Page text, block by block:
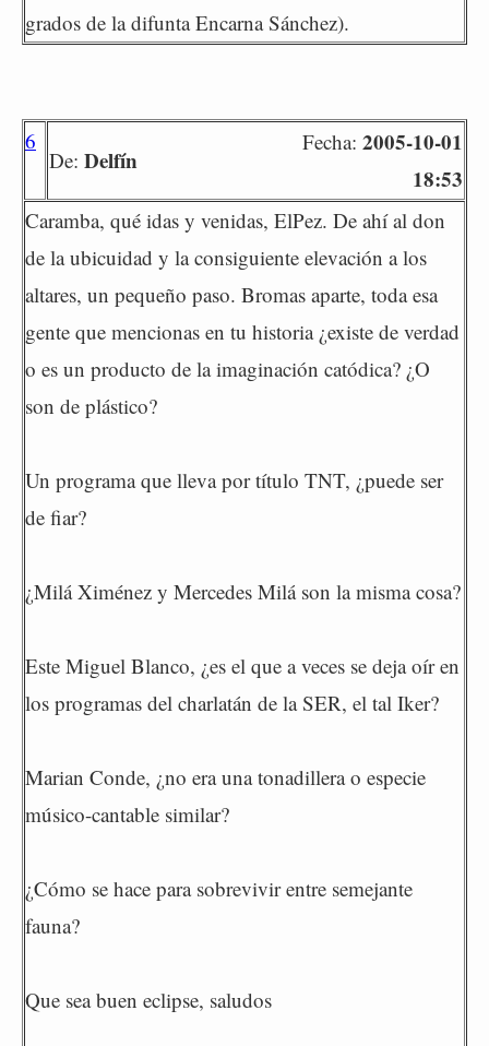
grados de la difunta Encarna Sánchez).
6
De: Delfín
Fecha: 2005-10-01
18:53
Caramba, qué idas y venidas, ElPez. De ahí al don
de la ubicuidad y la consiguiente elevación a los
altares, un pequeño paso. Bromas aparte, toda esa
gente que mencionas en tu historia ¿existe de verdad
o es un producto de la imaginación catódica? ¿O
son de plástico?
Un programa que lleva por título TNT, ¿puede ser
de fiar?
¿Milá Ximénez y Mercedes Milá son la misma cosa?
Este Miguel Blanco, ¿es el que a veces se deja oír en
los programas del charlatán de la SER, el tal Iker?
Marian Conde, ¿no era una tonadillera o especie
músico-cantable similar?
¿Cómo se hace para sobrevivir entre semejante
fauna?
Que sea buen eclipse, saludos